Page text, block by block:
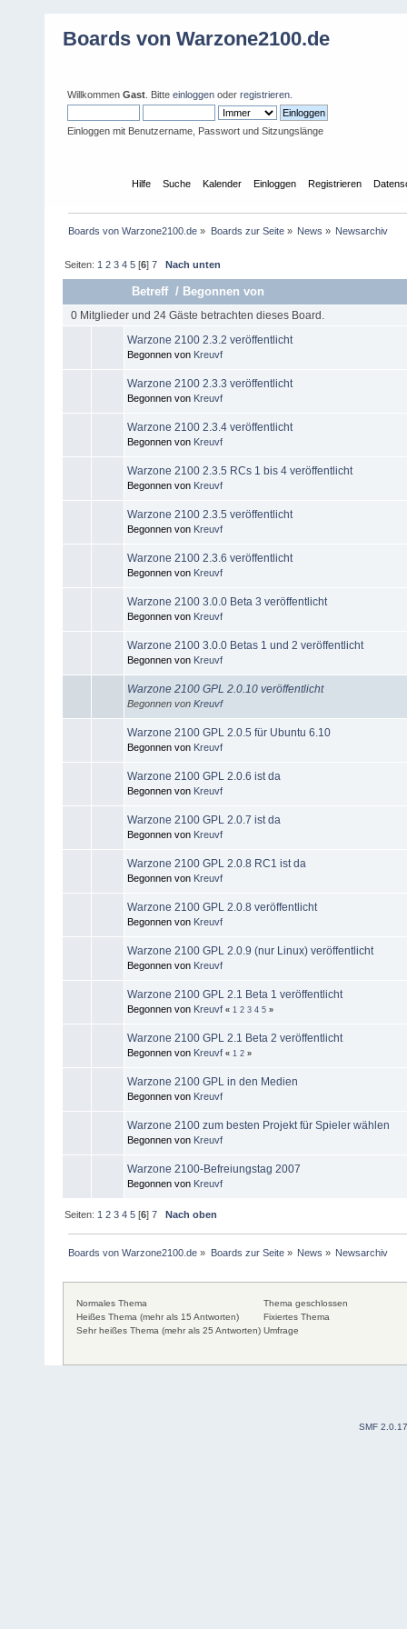
Boards von Warzone2100.de
Willkommen Gast . Bitte einloggen oder registrieren
Einloggen mit Benutzername, Passwort und Sitzungslänge
Hilfe Suche Kalender Einloggen Registrieren
Boards von Warzone2100.de » Boards zur Seite» News » Newsarchiv
Seiten: 1 2 3 4 5 [6]7 Nach unten
Betreff / Begonnen von
0 Mitglieder und 24 Gäste betrachten dieses Board.
Warzone 2100 2.3.2 veröffentlicht
Begonnen von Kreuvf
Warzone 2100 2.3.3 veröffentlicht
Begonnen von Kreuvf
Warzone 2100 2.3.4 veröffentlicht
Begonnen von Kreuvf
Warzone 2100 2.3.5 RCs 1 bis 4 veröffentlicht
Begonnen von Kreuvf
Warzone 2100 2.3.5 veröffentlicht
Begonnen von Kreuvf
Warzone 2100 2.3.6 veröffentlicht
Begonnen von Kreuvf
Warzone 2100 3.0.0 Beta 3 veröffentlicht
Begonnen von Kreuvf
Warzone 2100 3.0.0 Betas 1 und 2 veröffentlicht
Begonnen von Kreuvf
Warzone 2100 GPL 2.0.10 veröffentlicht
Begonnen von Kreuvf
Warzone 2100 GPL 2.0.5 für Ubuntu 6.10
Begonnen von Kreuvf
Warzone 2100 GPL 2.0.6 ist da
Begonnen von Kreuvf
Warzone 2100 GPL 2.0.7 ist da
Begonnen von Kreuvf
Warzone 2100 GPL 2.0.8 RC1 ist da
Begonnen von Kreuvf
Warzone 2100 GPL 2.0.8 veröffentlicht
Begonnen von Kreuvf
Warzone 2100 GPL 2.0.9 (nur Linux) veröffentlicht
Begonnen von Kreuvf
Warzone 2100 GPL 2.1 Beta 1 veröffentlicht
Begonnen von Kreuvf « 1 2 3 4 5 »
Warzone 2100 GPL 2.1 Beta 2 veröffentlicht
Begonnen von Kreuvf « 1 2 »
Warzone 2100 GPL in den Medien
Begonnen von Kreuvf
Warzone 2100 zum besten Projekt für Spieler wählen
Begonnen von Kreuvf
Warzone 2100-Befreiungstag 2007
Begonnen von Kreuvf
Seiten: 1 2 3 4 5 [6]7 Nach oben
Boards von Warzone2100.de » Boards zur Seite» News » Newsarchiv
Normales Thema
Heißes Thema (mehr als 15 Antworten)
Sehr heißes Thema (mehr als 25 Antworten)
Thema geschlossen
Fixiertes Thema
Umfrage
SMF 2.0.17